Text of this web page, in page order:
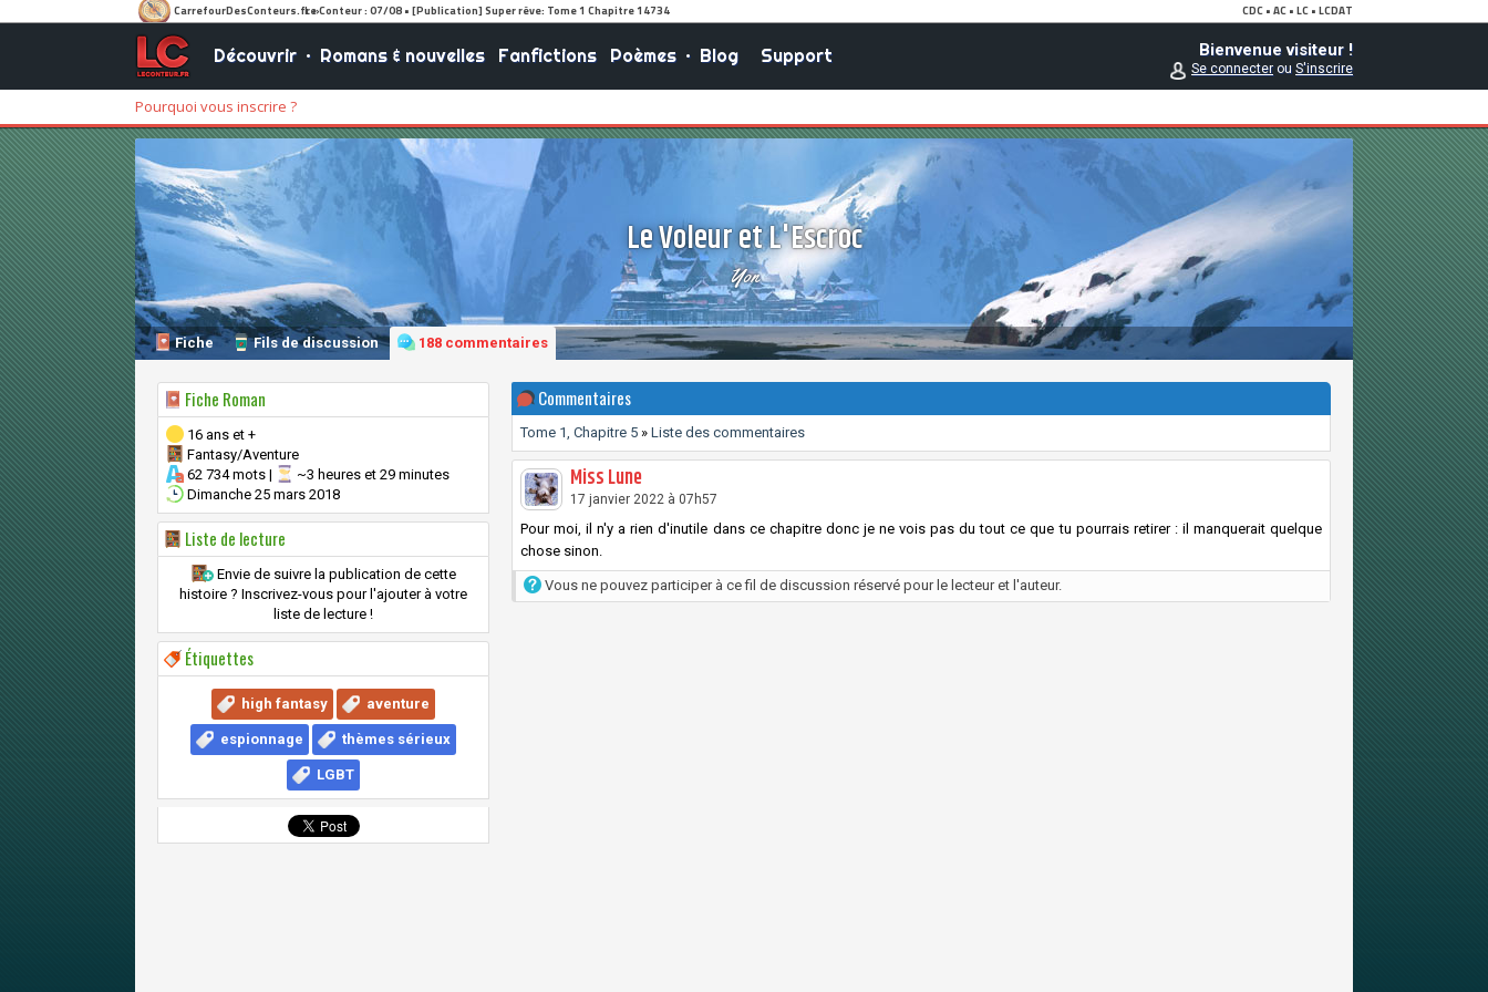
Découvrir• Romans & nouvelles Fanfictions Poèmes• Blog Support Bienvenue visiteur !
Se connecterou S'inscrire
Pourquoi vous inscrire ?
Le Voleur et L'Escroc
Yon
Fiche Fils de discussion 188 commentaires
Fiche Roman
16 ans et +
Fantasy/Aventure
62 734 mots |
~3 heures et 29 minutes
Dimanche 25 mars 2018
Liste de lecture
Envie de suivre la publication de cette
histoire ? Inscrivez-vous pour l'ajouter à votre
liste de lecture !
Étiquettes
high fantasy aventure
espionnage thèmes sérieux
LGBT
Commentaires
Tome 1, Chapitre 5 » Liste des commentaires
Miss Lune
17 janvier 2022 à 07h57
Pour moi, il n'y a rien d'inutile dans ce chapitre donc je ne vois pas du tout ce que tu pourrais retirer : il manquerait quelque
chose sinon.
Vous ne pouvez participer à ce fil de discussion réservé pour le lecteur et l'auteur.